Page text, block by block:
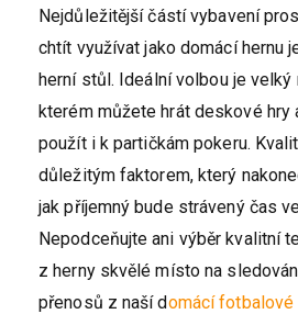
Nejdůležitější částí vybavení
chtít využívat jako domácí hernu
herní stůl. Ideální volbou je velký
kterém můžete hrát deskové hry
použít i k partičkám pokeru.
důležitým faktorem, který
jak příjemný bude strávený čas
Nepodceňujte ani výběr kvalitní
z herny skvělé místo na
přenosů z naší domácí fotbalové